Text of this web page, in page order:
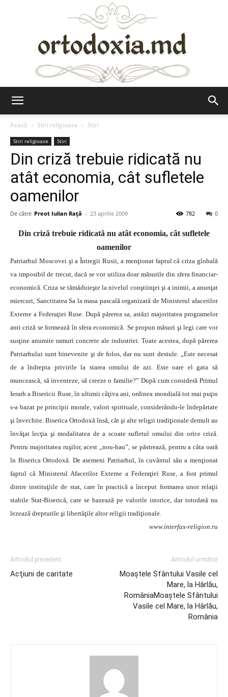
Acasă
Stiri religioase Stiri
Stiri religioase Stiri
Din criză trebuie ridicată nu
atât economia, cât sufletele
oamenilor
De către Preot Iulian Raţă - 23 aprilie 2009 0
782
Din criză trebuie ridicată nu atât economia, cât sufletele
oamenilor
Patriarhul Moscovei şi a Întregii Rusii, a menţionat faptul că criza globală
va imposibil de trecut, dacă se vor utiliza doar măsurile din sfera financiar-
economică. Criza se tămăduieşte la nivelul conştiinţei şi a inimii, a anunţat
miercuri, Sanctitatea Sa la masa pascală organizată de Ministerul afacerilor
Externe a Federaţiei Ruse. După părerea sa, astăzi majoritatea programelor
anti criză se formează în sfera economică. Se propun măsuri şi legi care vor
susţine anumite ramuri concrete ale industriei. Toate acestea, după părerea
Patriarhului sunt binevenite şi de folos, dar nu sunt destule. „Este necesat
de a îndrepta privirile la starea omului de azi. Este oare el gata să
muncească, să inventeze, să creeze o familie?” După cum consideră Primul
Ierarh a Bisericii Ruse, în ultimii câţiva ani, ordinea mondială tot mai puţin
s-a bazat pe principii morale, valori spirituale, considerându-le îndepărtate
şi învechite. Biserica Ortodoxă însă, cât şi alte religii tradiţionale demult au
învăţat lecţia şi modalitatea de a scoate sufletul omului din orice criză.
Pentru majoritatea ruşilor, acest „nou-hau”, se păstrează, pentru a câta oară
în Biserica Ortodoxă. De asemeni Patriarhul, în cuvântul său a menţionat
faptul că Ministerul Afacerilor Externe a Federaţiei Ruse, a fost primul
dintre instituţiile de stat, care în practică a început formarea unor relaţii
stabile Stat-Biserică, care se bazează pe valorile istorice, dar totodată nu
lezează drepturile şi libertăţile altor religii tradiţionale.
www.interfax-religion.ru
Articolul precedent
Acţiuni de caritate
Articolul următor
Moaştele Sfântului Vasile cel
Mare, la Hârlău,
RomâniaMoaştele Sfântului
Vasile cel Mare, la Hârlău,
România